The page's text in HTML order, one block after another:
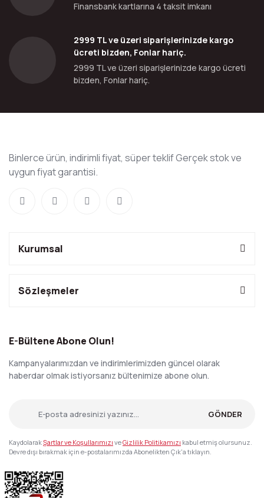
Finansbank kartlarına 4 taksit imkanı
2999 TL ve üzeri siparişlerinizde kargo
ücreti bizden, Fonlar hariç.
2999 TL ve üzeri siparişlerinizde kargo ücreti
bizden, Fonlar hariç.
Binlerce ürün, indirimli fiyat, süper teklif Gerçek stok ve
uygun fiyat garantisi.
Kurumsal
Sözleşmeler
E-Bültene Abone Olun!
Kampanyalarımızdan ve indirimlerimizden güncel olarak
haberdar olmak istiyorsanız bültenimize abone olun.
GÖNDER
KaydolarakŞartlar ve Koşullarımızı veGizlilik Politikamızı kabul etmiş olursunuz.
Devre dışı bırakmak için e-postalarımızda Abonelikten Çık'a tıklayın.